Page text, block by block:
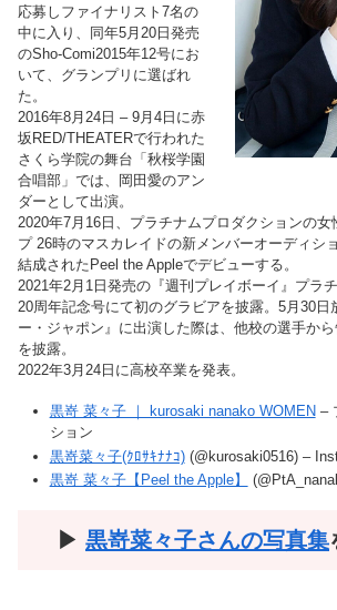
応募しファイナリスト7名の
中に入り、同年5月20日発売
のSho-Comi2015年12号にお
いて、グランプリに選ばれ
た。
2016年8月24日 – 9月4日に赤
坂RED/THEATERで行われた
さくら学院の舞台「秋桜学園
合唱部」では、岡田愛のアン
ダーとして出演。
2020年7月16日、プラチナムプロダクションの女
プ 26時のマスカレイドの新メンバーオーディシ
結成されたPeel the Appleでデビューする。
2021年2月1日発売の『週刊プレイボーイ』プラ
20周年記念号にて初のグラビアを披露。5月30
ー・ジャポン』に出演した際は、他校の選手か
を披露。
2022年3月24日に高校卒業を発表。
黒嵜 菜々子 ｜ kurosaki nanako WOMEN –
ション
黒嵜菜々子(ｸﾛｻｷﾅﾅｺ)(@kurosaki0516) –
黒嵜 菜々子【Peel the Apple】
▶︎ 黒嵜菜々子さんの写真集